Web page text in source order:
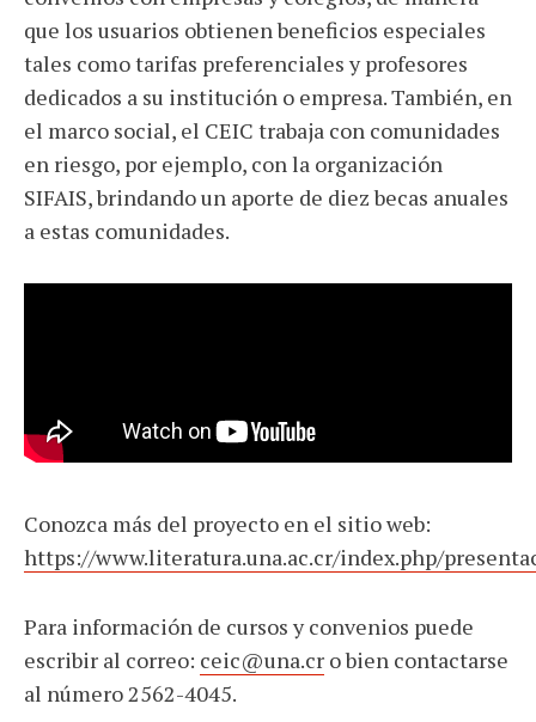
que los usuarios obtienen beneficios especiales
tales como tarifas preferenciales y profesores
dedicados a su institución o empresa. También, en
el marco social, el CEIC trabaja con comunidades
en riesgo, por ejemplo, con la organización
SIFAIS, brindando un aporte de diez becas anuales
a estas comunidades.
Conozca más del proyecto en el sitio web:
https://www.literatura.una.ac.cr/index.php/
Para información de cursos y convenios puede
escribir al correo: ceic@una.cr o bien contactarse
al número 2562-4045.